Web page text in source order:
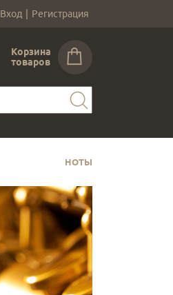
Вход | Регистрация
Корзина
товаров
НОТЫ